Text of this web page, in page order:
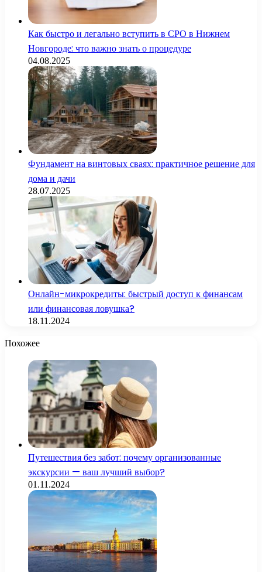
Как быстро и легально вступить в СРО в Нижнем
Новгороде: что важно знать о процедуре
04.08.2025
Фундамент на винтовых сваях: практичное решение для
дома и дачи
28.07.2025
Онлайн-микрокредиты: быстрый доступ к финансам
или финансовая ловушка?
18.11.2024
Похожее
Путешествия без забот: почему организованные
экскурсии — ваш лучший выбор?
01.11.2024